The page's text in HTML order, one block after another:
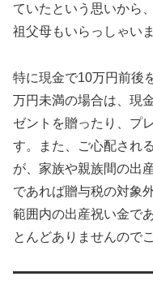
ていたという思いから
祖父母もいらっしゃいま
特に現金で10万円前後
万円未満の場合は、現
ゼントを贈ったり、プ
す。また、ご心配され
が、家族や親族間の出
であれば贈与税の対象
範囲内の出産祝い金で
とんどありませんので